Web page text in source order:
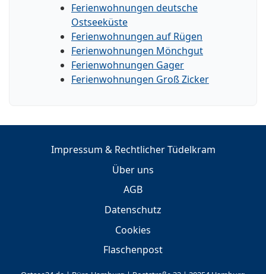
Ferienwohnungen deutsche
Ostseeküste
Ferienwohnungen auf Rügen
Ferienwohnungen Mönchgut
Ferienwohnungen Gager
Ferienwohnungen Groß Zicker
Impressum & Rechtlicher Tüdelkram
Über uns
AGB
Datenschutz
Cookies
Flaschenpost